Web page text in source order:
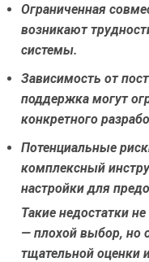
Ограниченная
возникают
системы.
Зависимость от
поддержка могут
конкретного
Потенциальные
комплексный
настройки для
Такие недостатки
— плохой выбор, но
тщательной оценки